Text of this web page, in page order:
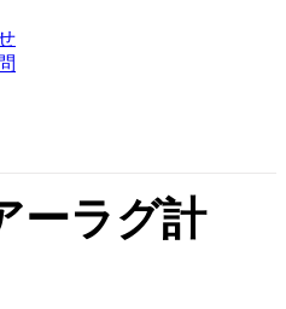
ーラグ計